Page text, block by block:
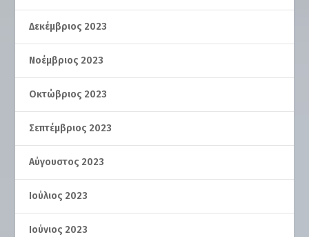
Δεκέμβριος 2023
Νοέμβριος 2023
Οκτώβριος 2023
Σεπτέμβριος 2023
Αύγουστος 2023
Ιούλιος 2023
Ιούνιος 2023